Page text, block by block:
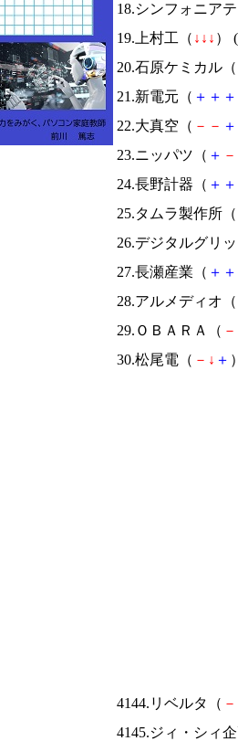
18.シンフォニア
19.上村工（ ↓ ↓ ↓ ） (
20.石原ケミカル（
21.新電元（ ＋ ＋ ＋
22.大真空（ － － ＋
23.ニッパツ（ ＋ －
24.長野計器（ ＋ ＋
25.タムラ製作所（
26.デジタルグリ
27.長瀬産業（ ＋ ＋
28.アルメディオ（
29.ＯＢＡＲＡ（ －
30.松尾電（ － ↓ ＋
4144.リベルタ（ －
4145.ジィ・シィ